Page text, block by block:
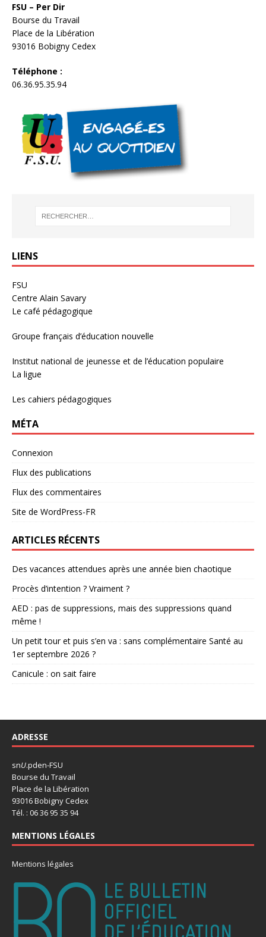
FSU – Per Dir
Bourse du Travail
Place de la Libération
93016 Bobigny Cedex
Téléphone :
06.36.95.35.94
LIENS
FSU
Centre Alain Savary
Le café pédagogique
Groupe français d’éducation nouvelle
Institut national de jeunesse et de l’éducation populaire
La ligue
Les cahiers pédagogiques
MÉTA
Connexion
Flux des publications
Flux des commentaires
Site de WordPress-FR
ARTICLES RÉCENTS
Des vacances attendues après une année bien chaotique
Procès d’intention ? Vraiment ?
AED : pas de suppressions, mais des suppressions quand
même !
Un petit tour et puis s’en va : sans complémentaire Santé au
1er septembre 2026 ?
Canicule : on sait faire
ADRESSE
snU.pden-FSU
Bourse du Travail
Place de la Libération
93016 Bobigny Cedex
Tél. : 06 36 95 35 94
MENTIONS LÉGALES
Mentions légales